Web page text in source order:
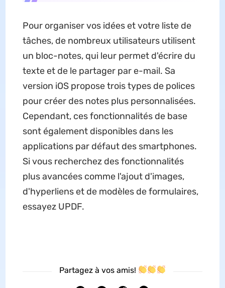
Pour organiser vos idées et votre liste de
tâches, de nombreux utilisateurs utilisent
un bloc-notes, qui leur permet d'écrire du
texte et de le partager par e-mail. Sa
version iOS propose trois types de polices
pour créer des notes plus personnalisées.
Cependant, ces fonctionnalités de base
sont également disponibles dans les
applications par défaut des smartphones.
Si vous recherchez des fonctionnalités
plus avancées comme l'ajout d'images,
d'hyperliens et de modèles de formulaires,
essayez UPDF.
Partagez à vos amis!